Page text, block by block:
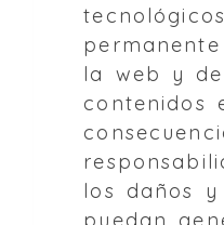
la web y
contenidos
los daños